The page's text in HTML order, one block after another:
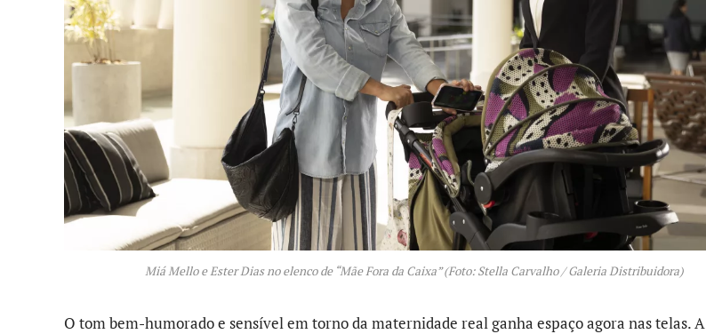
Miá Mello e Ester Dias no elenco de “Mãe Fora da Caixa” (Foto: Stella Carvalho / Galeria Distribuidora)
O tom bem-humorado e sensível em torno da maternidade real ganha espaço agora nas telas. A